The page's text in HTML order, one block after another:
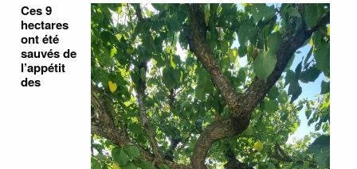
Ces 9
hectares
ont été
sauvés de
l’appétit
des